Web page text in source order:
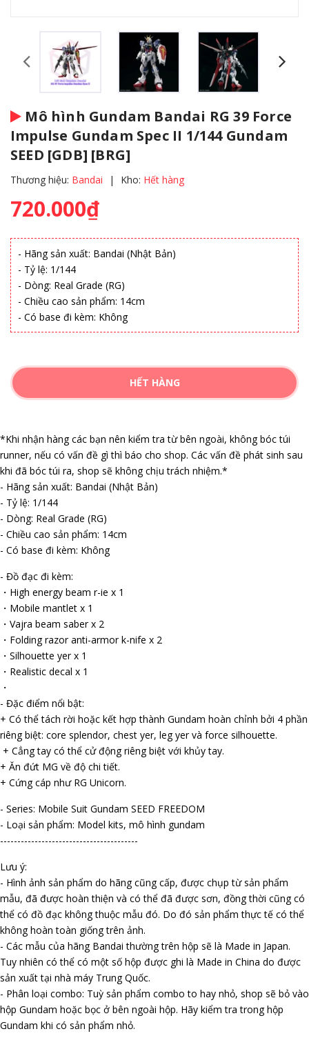
Mô hình Gundam Bandai RG 39 Force
Impulse Gundam Spec II 1/144 Gundam
SEED [GDB] [BRG]
Thương hiệu: Bandai | Kho: Hết hàng
720.000₫
- Hãng sản xuất: Bandai (Nhật Bản)
- Tỷ lệ: 1/144
- Dòng: Real Grade (RG)
- Chiều cao sản phẩm: 14cm
- Có base đi kèm: Không
HẾT HÀNG
*Khi nhận hàng các bạn nên kiểm tra từ bên ngoài, không bóc túi
runner, nếu có vấn đề gì thì báo cho shop. Các vấn đề phát sinh sau
khi đã bóc túi ra, shop sẽ không chịu trách nhiệm.*
- Hãng sản xuất: Bandai (Nhật Bản)
- Tỷ lệ: 1/144
- Dòng: Real Grade (RG)
- Chiều cao sản phẩm: 14cm
- Có base đi kèm: Không
- Đồ đạc đi kèm:
・High energy beam r-ifle x 1
・Mobile mantlet x 1
・Vajra beam saber x 2
・Folding razor anti-armor k-nife x 2
・Silhouette flyer x 1
・Realistic decal x 1
・
- Đặc điểm nổi bật:
+ Có thể tách rời hoặc kết hợp thành Gundam hoàn chỉnh bởi 4 phần
riêng biệt: core splendor, chest flyer, leg flyer và force silhouette.
+ Cẳng tay có thể cử động riêng biệt với khủy tay.
+ Ăn đứt MG về độ chi tiết.
+ Cứng cáp như RG Unicorn.
- Series: Mobile Suit Gundam SEED FREEDOM
- Loại sản phẩm: Model kits, mô hình gundam
----------------------------------------
Lưu ý:
- Hình ảnh sản phẩm do hãng cũng cấp, được chụp từ sản phẩm
mẫu, đã được hoàn thiện và có thể đã được sơn, đồng thời cũng có
thể có đồ đạc không thuộc mẫu đó. Do đó sản phẩm thực tế có thể
không hoàn toàn giống trên ảnh.
- Các mẫu của hãng Bandai thường trên hộp sẽ là Made in Japan.
Tuy nhiên có thể có một số hộp được ghi là Made in China do được
sản xuất tại nhà máy Trung Quốc.
- Phân loại combo: Tuỳ sản phẩm combo to hay nhỏ, shop sẽ bỏ vào
hộp Gundam hoặc bọc ở bên ngoài hộp. Hãy kiểm tra trong hộp
Gundam khi có sản phẩm nhỏ.